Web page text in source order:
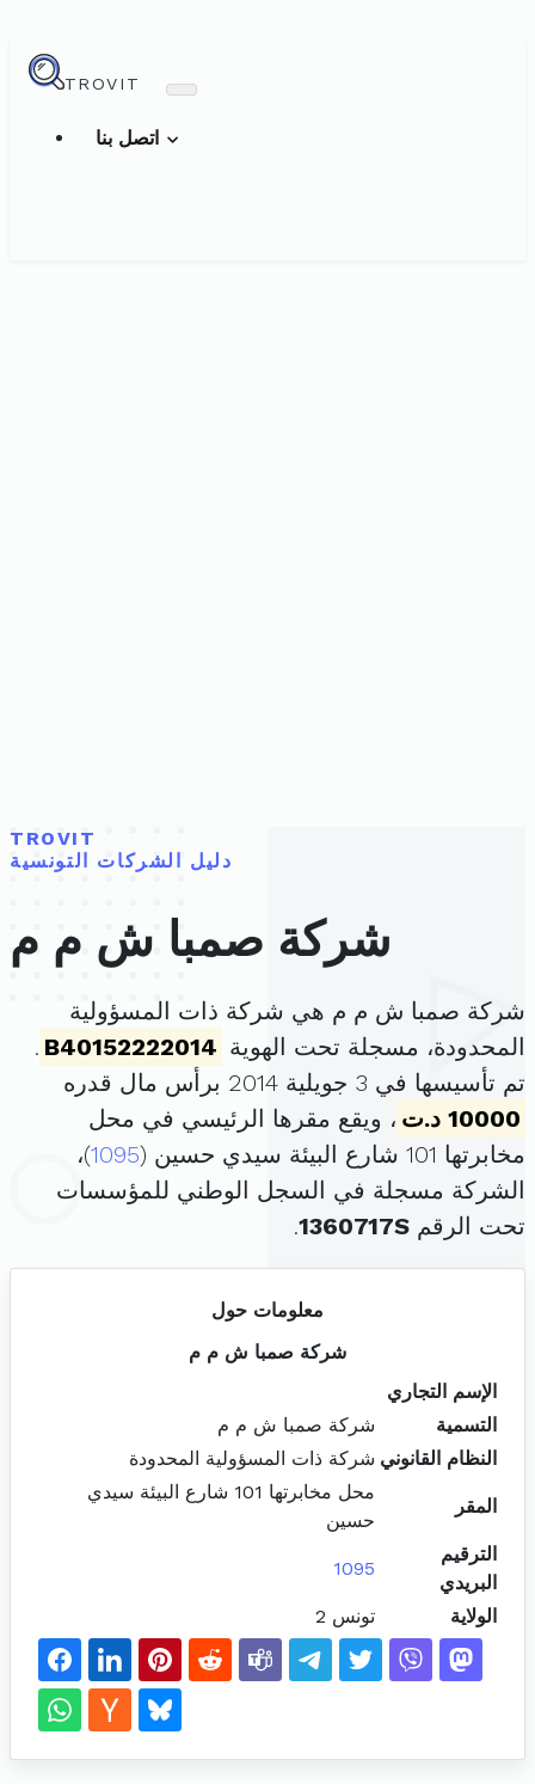
TROVIT
TROVIT
دليل الشركات التونسية
شركة صمبا ش م م
شركة صمبا ش م م هي شركة ذات المسؤولية
المحدودة، مسجلة تحت الهوية B40152222014
.
تم تأسيسها في 3 جويلية 2014 برأس مال قدره
10000 د.ت
، ويقع مقرها الرئيسي في محل
مخابرتها 101 شارع البيئة سيدي حسين (
1095)،
الشركة مسجلة في السجل الوطني للمؤسسات
تحت الرقم 1360717S
.
معلومات حول
شركة صمبا ش م م
الإسم التجاري
التسمية
شركة صمبا ش م م
النظام القانوني شركة ذات المسؤولية المحدودة
المقر
محل مخابرتها 101 شارع البيئة سيدي
حسين
الترقيم
البريدي
1095
الولاية تونس 2